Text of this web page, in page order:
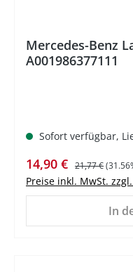
Mercedes-Benz
A001986377111
Sofort verfügbar,
Verkaufspreis:
14,90 € Regulärer
21,77 €
Preise inkl. MwSt.
In